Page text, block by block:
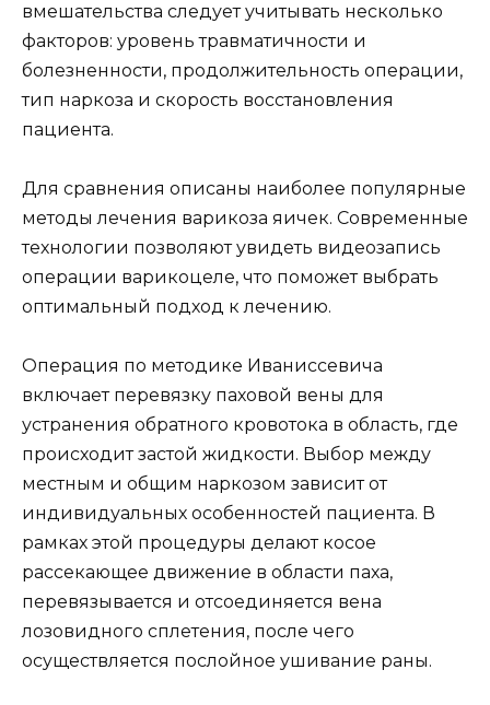
вмешательства следует учитывать несколько
факторов: уровень травматичности и
болезненности, продолжительность операции,
тип наркоза и скорость восстановления
пациента.
Для сравнения описаны наиболее популярные
методы лечения варикоза яичек. Современные
технологии позволяют увидеть видеозапись
операции варикоцеле, что поможет выбрать
оптимальный подход к лечению.
Операция по методике Иваниссевича
включает перевязку паховой вены для
устранения обратного кровотока в область, где
происходит застой жидкости. Выбор между
местным и общим наркозом зависит от
индивидуальных особенностей пациента. В
рамках этой процедуры делают косое
рассекающее движение в области паха,
перевязывается и отсоединяется вена
лозовидного сплетения, после чего
осуществляется послойное ушивание раны.